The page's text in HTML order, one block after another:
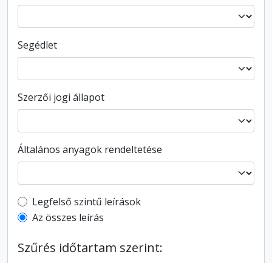
Segédlet
Szerzői jogi állapot
Általános anyagok rendeltetése
Top-level description filter
Legfelső szintű leírások
Az összes leírás
Szűrés időtartam szerint: